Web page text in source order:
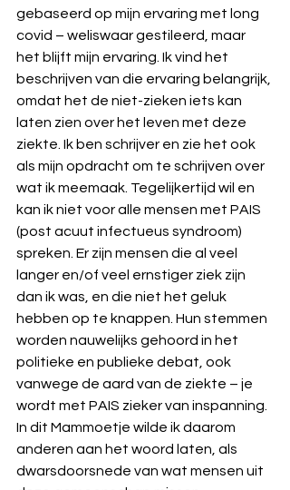
gebaseerd op mijn ervaring met long
covid – weliswaar gestileerd, maar
het blijft mijn ervaring. Ik vind het
beschrijven van die ervaring belangrijk,
omdat het de niet-zieken iets kan
laten zien over het leven met deze
ziekte. Ik ben schrijver en zie het ook
als mijn opdracht om te schrijven over
wat ik meemaak. Tegelijkertijd wil en
kan ik niet voor alle mensen met PAIS
(post acuut infectueus syndroom)
spreken. Er zijn mensen die al veel
langer en/of veel ernstiger ziek zijn
dan ik was, en die niet het geluk
hebben op te knappen. Hun stemmen
worden nauwelijks gehoord in het
politieke en publieke debat, ook
vanwege de aard van de ziekte – je
wordt met PAIS zieker van inspanning.
In dit Mammoetje wilde ik daarom
anderen aan het woord laten, als
dwarsdoorsnede van wat mensen uit